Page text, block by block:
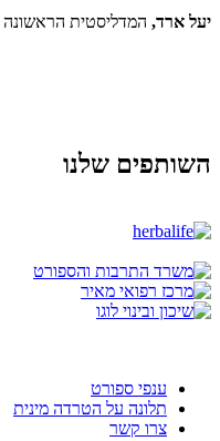
יעל ארד, המדליסטית הראשונה
השותפים שלנו
ענפי ספורט
תלונה על הטרדה מינית
צרו קשר